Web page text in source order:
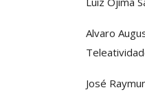
Alvaro
José